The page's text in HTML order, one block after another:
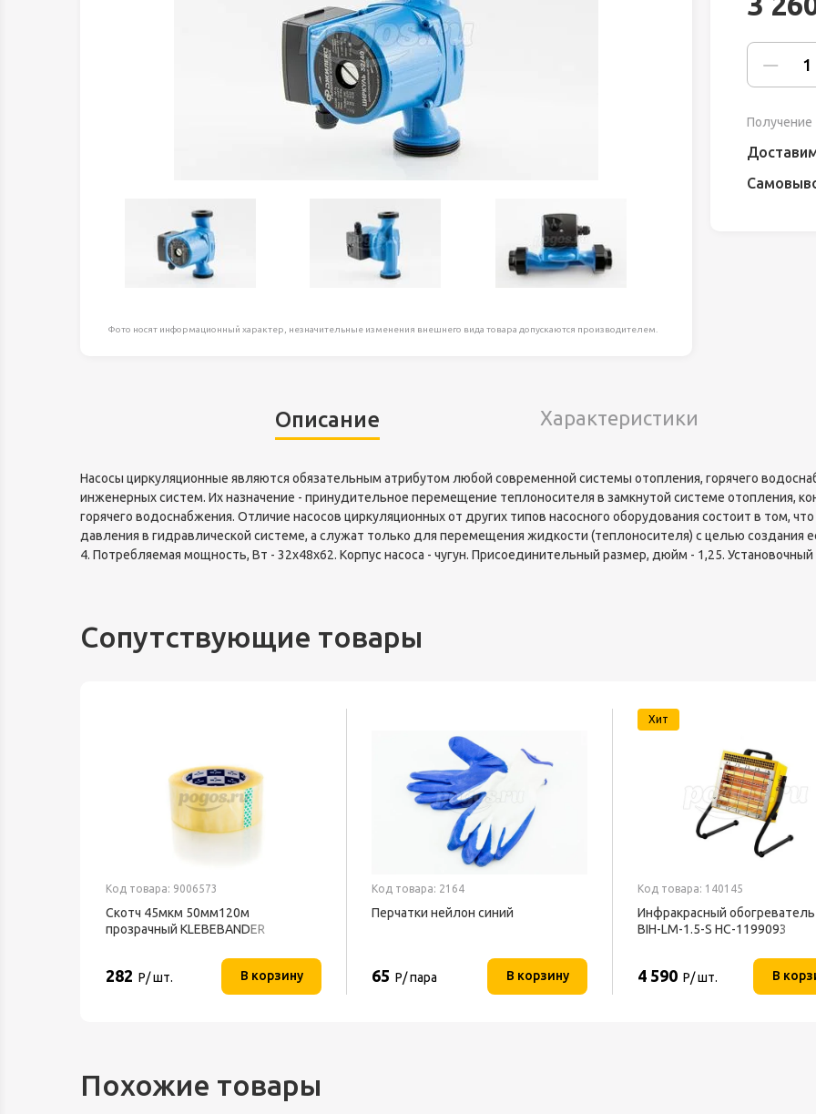
Оборудование для работ на
высоте
Пневматика, Гидравлика
Промышленная химия
Распродажа
Расходные материалы и
Скобяные изделия
Такелаж
Фото носят информационный характер, незначительные изменения внешнего вида товара допускаются производителем.
Получение
Описание Характеристики
Насосы циркуляционные являются обязательным атрибутом любой современной системы отопления, горячего
инженерных систем. Их назначение - принудительное перемещение теплоносителя в замкнутой системе отопления,
горячего водоснабжения. Отличие насосов циркуляционных от других типов насосного оборудования состоит в том,
давления в гидравлической системе, а служат только для перемещения жидкости (теплоносителя) с целью создания
4. Потребляемая мощность, Вт - 32х48х62. Корпус насоса - чугун. Присоединительный размер, дюйм - 1,25. Установочный
Сопутствующие товары
Код товара: 9006573
Скотч 45мкм 50мм120м
прозрачный KLEBEBANDER
282 Р/ шт. В корзину
Код товара: 2164
Перчатки нейлон синий
65 Р/ пара В корзину
Хит
Код товара: 140145
Инфракрасный
BIH-LM-1.5-S НС-1199093
4 590 Р/ шт. В
Похожие товары